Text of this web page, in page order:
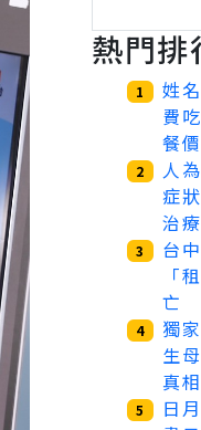
熱門排
1
姓
費
餐
2
人
症
治
3
台
「
亡
4
獨
生
真相
5
日